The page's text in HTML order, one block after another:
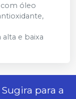
óleo
e baixa
Sugira para a